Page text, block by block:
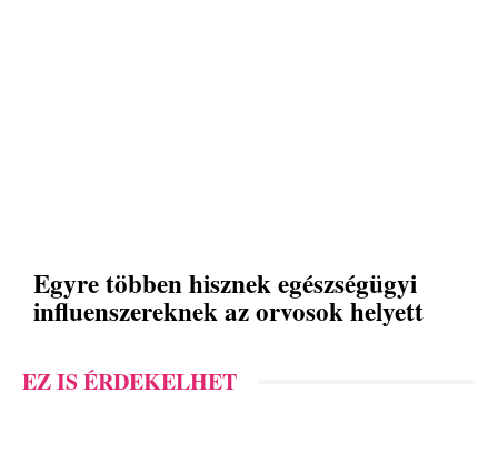
Egyre többen hisznek egészségügyi
influenszereknek az orvosok helyett
EZ IS ÉRDEKELHET